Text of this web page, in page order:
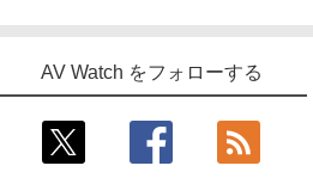
AV Watch をフォローする